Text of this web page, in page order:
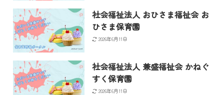
社会福祉法人 おひさま福祉会 お
ひさま保育園
2026年6月11日
社会福祉法人 兼盛福祉会 かねぐ
すく保育園
2026年6月11日